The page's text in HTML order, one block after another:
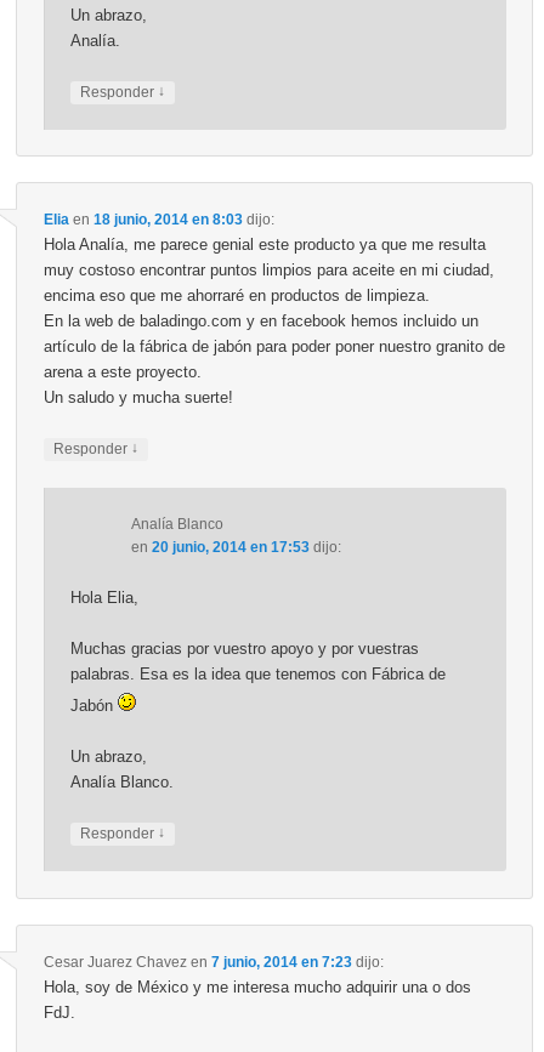
Un abrazo,
Analía.
Responder ↓
Eliaen 18 junio, 2014 en 8:03 dijo:
Hola Analía, me parece genial este producto ya que me resulta
muy costoso encontrar puntos limpios para aceite en mi ciudad,
encima eso que me ahorraré en productos de limpieza.
En la web de baladingo.com y en facebook hemos incluido un
artículo de la fábrica de jabón para poder poner nuestro granito de
arena a este proyecto.
Un saludo y mucha suerte!
Responder ↓
Analía Blanco
en 20 junio, 2014 en 17:53 dijo:
Hola Elia,
Muchas gracias por vuestro apoyo y por vuestras
palabras. Esa es la idea que tenemos con Fábrica de
Jabón
Un abrazo,
Analía Blanco.
Responder ↓
Cesar Juarez Chavezen 7 junio, 2014 en 7:23 dijo:
Hola, soy de México y me interesa mucho adquirir una o dos
FdJ.